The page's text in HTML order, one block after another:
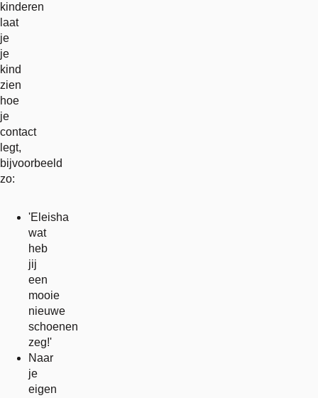
kinderen
laat
je
je
kind
zien
hoe
je
contact
legt,
bijvoorbeeld
zo:
'Eleisha
wat
heb
jij
een
mooie
nieuwe
schoenen
zeg!'
Naar
je
eigen